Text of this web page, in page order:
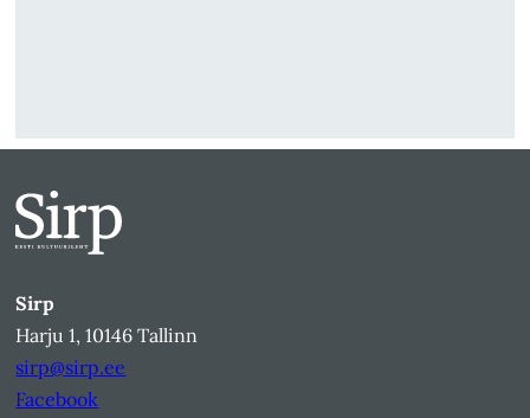
Sirp
Harju 1, 10146 Tallinn
sirp@sirp.ee
Facebook